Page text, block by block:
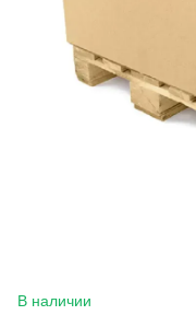
В наличии